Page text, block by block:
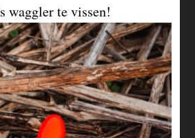
waggler te vissen!